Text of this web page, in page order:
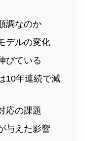
調なのか
デルの変化
びている
10年連続で減
応の課題
与えた影響